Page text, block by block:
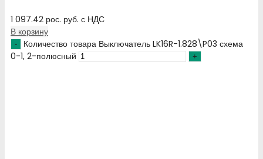
1 097.42 рос. руб. с НДС
В корзину
Количество товара Выключатель LK16R-1.828\P03 схема
0-1, 2-полюсный